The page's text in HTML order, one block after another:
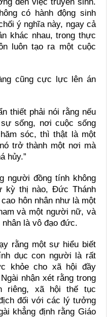
có hành động sinh
ý nghĩa này, ngay cả
khác nhau, trong thực
luôn tạo ra một cuộc
cũng cực lực lên án
thiết phải nói rằng nếu
sống, nơi cuộc sống
sóc, thì thật là một
trở thành một nơi mà
hủy.”
người đồng tính không
kỳ thị nào, Đức Thánh
hôn nhân như là một
và một người nữ, và
là vô đạo đức.
rằng một sự hiểu biết
dục con người là rất
khỏe cho xã hội đầy
nhận xét rằng trong
riêng, xã hội thế tục
đối với các lý tưởng
khẳng định rằng Giáo